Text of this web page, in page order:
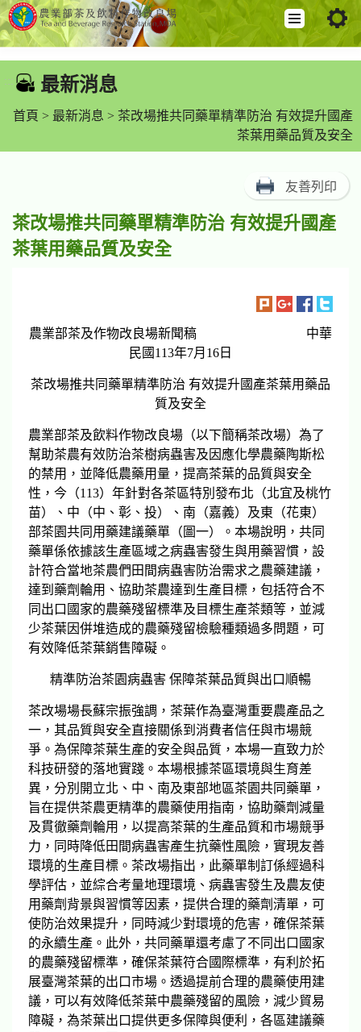
容
::: 最新消息
首頁 > 最新消息 > 茶改場推共同藥單精準防治 有效提升國產
茶葉用藥品質及安全
友善列印
茶改場推共同藥單精準防治 有效提升國產
茶葉用藥品質及安全
農業部茶及作物改良場新聞稿 中華
民國113年7月16日
茶改場推共同藥單精準防治 有效提升國產茶葉用藥品
質及安全
農業部茶及飲料作物改良場（以下簡稱茶改場）為了
幫助茶農有效防治茶樹病蟲害及因應化學農藥陶斯松
的禁用，並降低農藥用量，提高茶葉的品質與安全
性，今（113）年針對各茶區特別發布北（北宜及桃竹
苗）、中（中、彰、投）、南（嘉義）及東（花東）
部茶園共同用藥建議藥單（圖一）。本場說明，共同
藥單係依據該生產區域之病蟲害發生與用藥習慣，設
計符合當地茶農們田間病蟲害防治需求之農藥建議，
達到藥劑輪用、協助茶農達到生產目標，包括符合不
同出口國家的農藥殘留標準及目標生產茶類等，並減
少茶葉因併堆造成的農藥殘留檢驗種類過多問題，可
有效降低茶葉銷售障礙。
精準防治茶園病蟲害 保障茶葉品質與出口順暢
茶改場場長蘇宗振強調，茶葉作為臺灣重要農產品之
一，其品質與安全直接關係到消費者信任與市場競
爭。為保障茶葉生產的安全與品質，本場一直致力於
科技研發的落地實踐。本場根據茶區環境與生育差
異，分別開立北、中、南及東部地區茶園共同藥單，
旨在提供茶農更精準的農藥使用指南，協助藥劑減量
及貫徹藥劑輪用，以提高茶葉的生產品質和市場競爭
力，同時降低田間病蟲害產生抗藥性風險，實現友善
環境的生產目標。茶改場指出，此藥單制訂係經過科
學評估，並綜合考量地理環境、病蟲害發生及農友使
用藥劑背景與習慣等因素，提供合理的藥劑清單，可
使防治效果提升，同時減少對環境的危害，確保茶葉
的永續生產。此外，共同藥單還考慮了不同出口國家
的農藥殘留標準，確保茶葉符合國際標準，有利於拓
展臺灣茶葉的出口市場。透過提前合理的農藥使用建
議，可以有效降低茶葉中農藥殘留的風險，減少貿易
障礙，為茶葉出口提供更多保障與便利，各區建議藥